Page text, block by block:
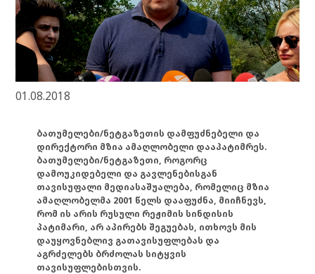
01.08.2018
ბათუმელები/ნეტგაზეთის დამფუძნებელი და
დირექტორი მზია ამაღლობელი დააპატიმრეს.
ბათუმელები/ნეტგაზეთი, როგორც
დამოუკიდებელი და გავლენებისგან
თავისუფალი მედიასაშუალება, რომელიც მზია
ამაღლობელმა 2001 წელს დააფუძნა, მიიჩნევს,
რომ ის არის რუსული რეჟიმის სინდისის
პატიმარი, არ აპირებს შეგუებას, ითხოვს მის
დაუყოვნებლივ გათავისუფლებას და
აგრძელებს ბრძოლას სიტყვის
თავისუფლებისთვის.